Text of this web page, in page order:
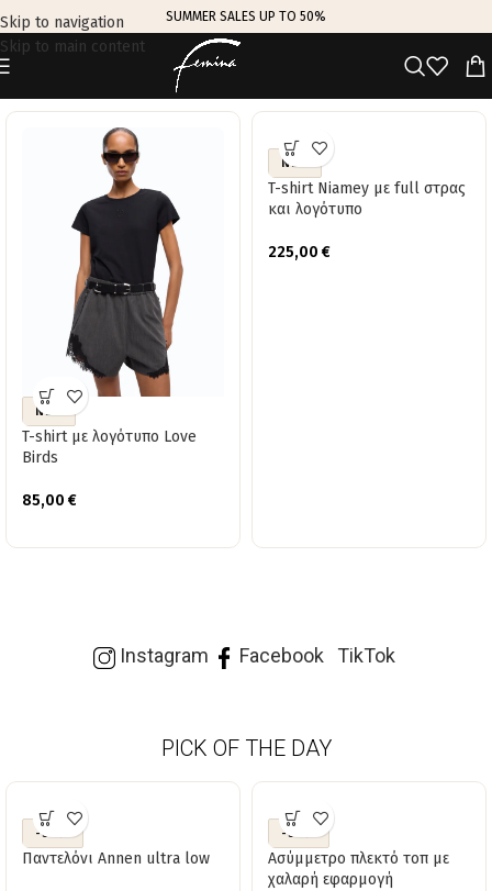
Skip to navigation
Skip to main content
SUMMER SALES UP TO 50%
TRENDING THIS WEEK
NEW
T-shirt με λογότυπο Love
Birds
85,00 €
NEW
T-shirt Niamey με full στρας
και λογότυπο
225,00 €
Instagram Facebook TikTok
PICK OF THE DAY
-50%
Παντελόνι Annen ultra low
-50%
Ασύμμετρο πλεκτό τοπ με
χαλαρή εφαρμογή